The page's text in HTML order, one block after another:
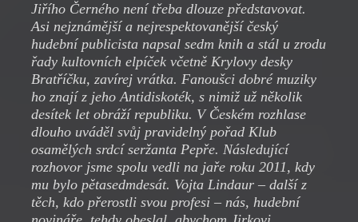
Jiřího Černého není třeba dlouze představovat.
Asi nejznámější a nejrespektovanější český
hudební publicista napsal sedm knih a stál u zrodu
řady kultovních elpíček včetně Krylovy desky
Bratříčku, zavírej vrátka. Fanoušci dobré muziky
ho znají z jeho Antidiskoték, s nimiž už několik
desítek let obráží republiku. V Českém rozhlase
dlouho uváděl svůj pravidelný pořad Klub
osamělých srdcí seržanta Pepře. Následující
rozhovor jsme spolu vedli na jaře roku 2011, kdy
mu bylo pětasedmdesát. Vojta Lindaur – další z
těch, kdo přerostli svou profesi – nás, hudební